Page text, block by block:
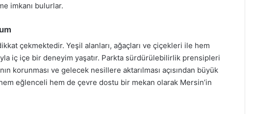
imkanı bulurlar.
çekmektedir. Yeşil alanları, ağaçları ve çiçekleri ile hem
iç içe bir deneyim yaşatır. Parkta sürdürülebilirlik prensipleri
korunması ve gelecek nesillere aktarılması açısından büyük
eğlenceli hem de çevre dostu bir mekan olarak Mersin’in